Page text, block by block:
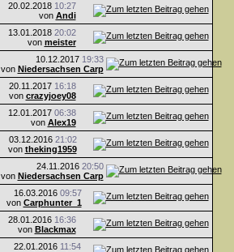
20.02.2018 10:27
von Andi
13.01.2018 20:02
von meister
10.12.2017 19:33
von Niedersachsen Carp
20.11.2017 16:18
von crazyjoey08
12.01.2017 06:38
von Alex19
03.12.2016 21:02
von theking1959
24.11.2016 20:50
von Niedersachsen Carp
16.03.2016 09:57
von Carphunter_1
28.01.2016 16:36
von Blackmax
22.01.2016 11:54